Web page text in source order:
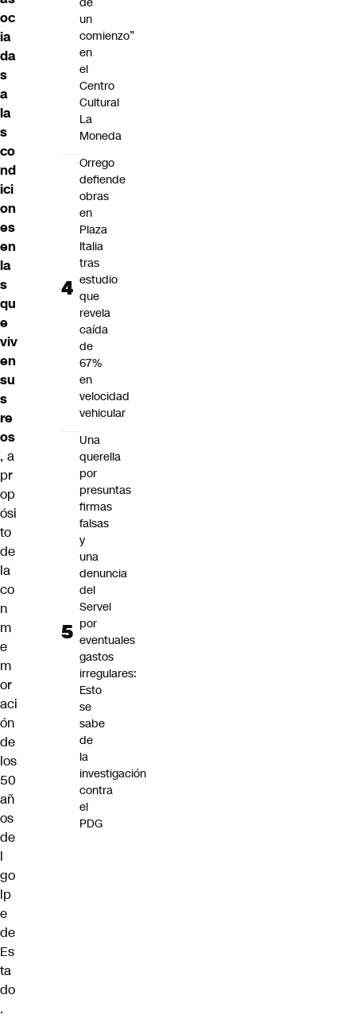
oc
ia
da
s
a
la
s
co
nd
ici
on
es
en
la
s
qu
e
viv
en
su
s
re
os
, a
pr
op
ósi
to
de
la
co
n
m
e
m
or
aci
ón
de
los
50
añ
os
de
l
go
lp
e
de
Es
ta
do
.
un
comienzo”
en
el
Centro
Cultural
La
Moneda
Orrego
defiende
obras
en
Plaza
Italia
tras
estudio
que
revela
caída
de
67%
en
velocidad
vehicular
Una
querella
por
presuntas
firmas
falsas
y
una
denuncia
del
Servel
por
eventuales
gastos
irregulares:
Esto
se
sabe
de
la
investigación
contra
el
PDG